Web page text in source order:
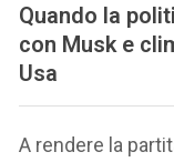
Quando la
con Musk e
Usa
A rendere la